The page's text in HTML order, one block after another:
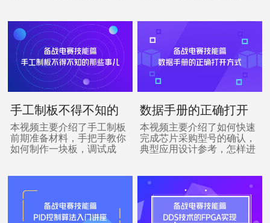
手工制板不得不知的
那些事儿
本视频主要介绍了手工制板
前期准备材料，手把手教你
如何制作一块板，调试成
数据手册的正确打开
方式
本视频主要介绍了如何快速
完成芯片采购型号的确认，
典型应用设计参考，怎样进